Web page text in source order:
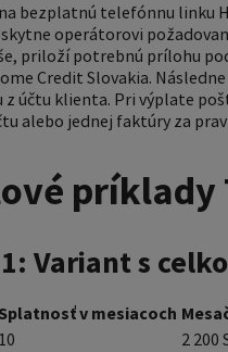
bezplatnú telefónnu linku
operátorovi
priloží potrebnú prílohu
Credit Slovakia.
z účtu klienta. Pri výplate
alebo jednej faktúry za
Variant s
Splatnosť v mesiacoch
10 2 200